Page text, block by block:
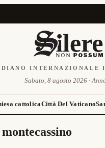
INTERNAZIONALE
Sabato, 8 agosto 2026 ·
cattolicaCittà Del Vaticano